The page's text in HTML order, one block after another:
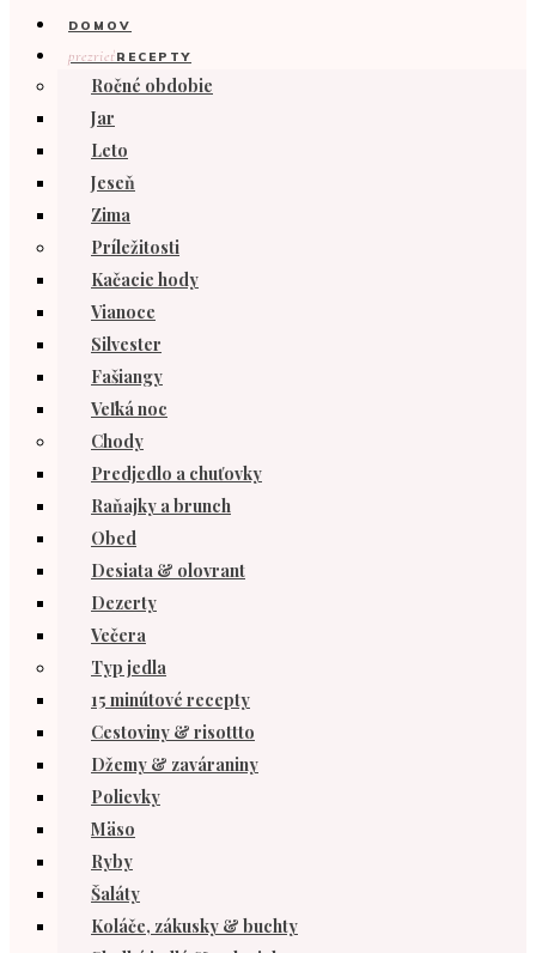
DOMOV
prezrieťRECEPTY
Ročné obdobie
Jar
Leto
Jeseň
Zima
Príležitosti
Kačacie hody
Vianoce
Silvester
Fašiangy
Veľká noc
Chody
Predjedlo a chuťovky
Raňajky a brunch
Obed
Desiata & olovrant
Dezerty
Večera
Typ jedla
15 minútové recepty
Cestoviny & risottto
Džemy & zaváraniny
Polievky
Mäso
Ryby
Šaláty
Koláče, zákusky & buchty